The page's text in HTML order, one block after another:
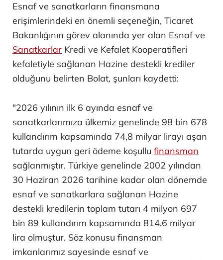
Esnaf ve sanatkarların finansmana
erişimlerindeki en önemli seçeneğin, Ticaret
Bakanlığının görev alanında yer alan Esnaf ve
Sanatkarlar Kredi ve Kefalet Kooperatifleri
kefaletiyle sağlanan Hazine destekli krediler
olduğunu belirten Bolat, şunları kaydetti:
"2026 yılının ilk 6 ayında esnaf ve
sanatkarlarımıza ülkemiz genelinde 98 bin 678
kullandırım kapsamında 74,8 milyar lirayı aşan
tutarda uygun geri ödeme koşullu finansman
sağlanmıştır. Türkiye genelinde 2002 yılından
30 Haziran 2026 tarihine kadar olan dönemde
esnaf ve sanatkarlara sağlanan Hazine
destekli kredilerin toplam tutarı 4 milyon 697
bin 89 kullandırım kapsamında 814,6 milyar
lira olmuştur. Söz konusu finansman
imkanlarımız sayesinde esnaf ve